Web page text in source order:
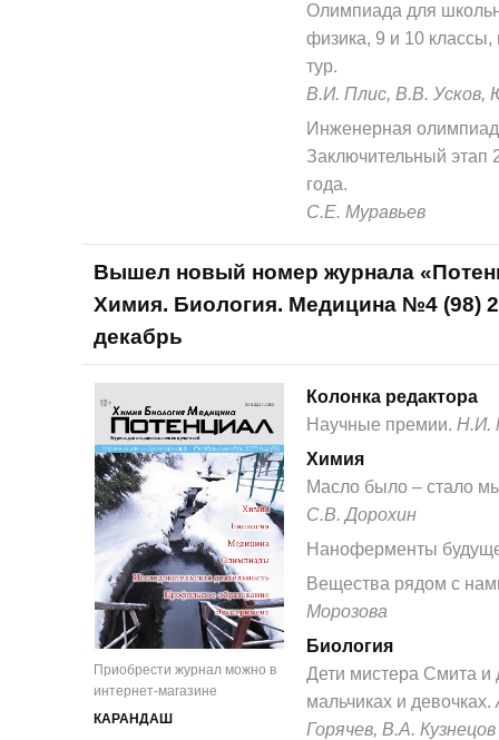
Олимпиада для
физика, 9 и 10
тур.
В.И. Плис, В.В. Усков,
Инженерная
Заключительный этап
года.
С.Е. Муравьев
Вышел новый номер журнала
Химия. Биология. Медицина №4 (98)
декабрь
Приобрести журнал можно в
интернет-магазине
КАРАНДАШ
Колонка редактора
Научные премии. Н.И.
Химия
Масло было – стало
С.В. Дорохин
Наноферменты
Вещества рядом с
Морозова
Биология
Дети мистера Смита и
мальчиках и девочках.
Горячев, В.А. Кузнецов